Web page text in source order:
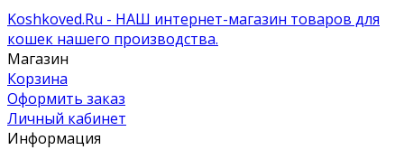
Koshkoved.Ru - НАШ интернет-магазин товаров для
кошек нашего производства.
Магазин
Корзина
Оформить заказ
Личный кабинет
Информация